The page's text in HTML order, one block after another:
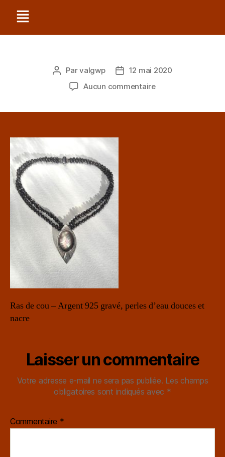
Parvalgwp
12 mai 2020
Aucun commentaire
Ras de cou – Argent 925 gravé, perles d’eau douces et
nacre
Laisser un commentaire
Votre adresse e-mail ne sera pas publiée. Les champs
obligatoires sont indiqués avec *
Commentaire *